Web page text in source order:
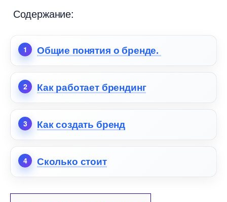
Содержание:
Общие понятия о бренде.
Как работает брендин
Как создать бренд
Сколько стоит